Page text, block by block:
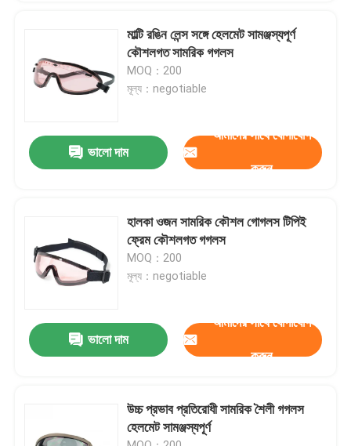
আমাদের সম্পর্কে
কারখানা ভ্রমণ
উদ্ধৃতির জন্য আবেদন
নিরাপত্তা চশমা গগলস
মাল্টি রঙিন লেন্স সঙ্গে হেলমেট সামঞ্জস্যপূর্ণ
কৌশলগত সামরিক গগলস
MOQ：200
মূল্য：negotiable
ভালো দাম
আমাদের সাথে যোগাযোগ
করুন
হালকা ওজন সামরিক কৌশল গোগলস টিপিই
ফ্রেম কৌশলগত গগলস
MOQ：200
মূল্য：negotiable
ভালো দাম
আমাদের সাথে যোগাযোগ
করুন
উচ্চ প্রভাব প্রতিরোধী সামরিক শৈলী গগলস
হেলমেট সামঞ্জস্যপূর্ণ